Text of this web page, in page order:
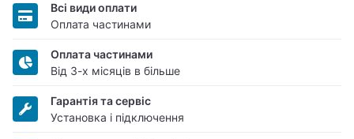
Всі види оплати
Оплата частинами
Оплата частинами
Від 3-х місяців в більше
Гарантія та сервіс
Установка і підключення